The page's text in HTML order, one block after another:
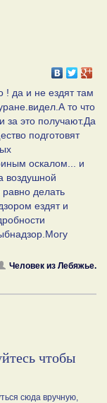
! да и не ездят там
то что
за это получают.Да
подготовят
оскалом... и
воздушной
делать
ездят и
Человек из Лебяжье.
чтобы
сюда вручную,